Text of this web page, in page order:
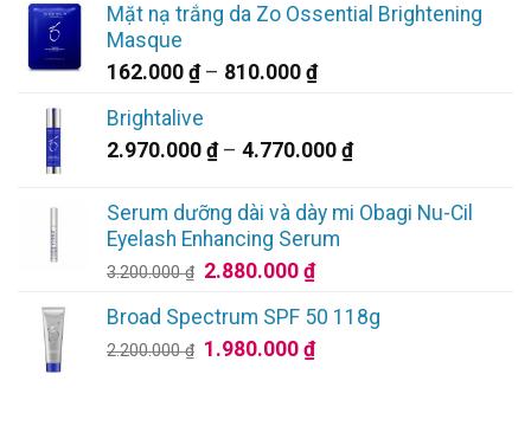
2.550.000 ₫.
2.295.000 ₫.
Mặt nạ trắng da Zo Ossential Brightening
Masque
162.000 ₫ – 810.000 ₫Khoảng
162.000 ₫
810.000 ₫
Brightalive
2.970.000 ₫ – 4.770.000 ₫Khoảng
từ
2.970.000 ₫
Serum dưỡng dài và dày mi Obagi Nu-Cil
Eyelash Enhancing Serum
3.200.000₫ Giá
là:
3.200.000 ₫.
2.880.000₫Giá
tại
là:
Broad Spectrum SPF 50 118g
2.200.000₫ Giá
1.980.000₫Giá